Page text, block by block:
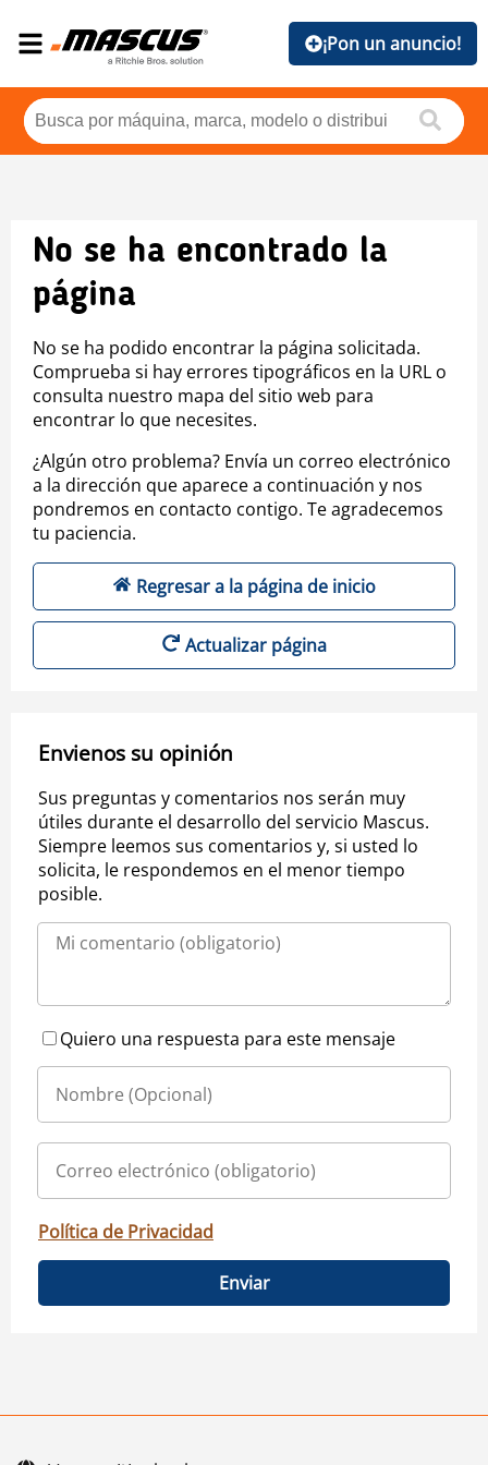
¡Pon un anuncio!
No se ha encontrado la
página
No se ha podido encontrar la página solicitada.
Comprueba si hay errores tipográficos en la URL o
consulta nuestro mapa del sitio web para
encontrar lo que necesites.
¿Algún otro problema? Envía un correo electrónico
a la dirección que aparece a continuación y nos
pondremos en contacto contigo. Te agradecemos
tu paciencia.
Regresar a la página de inicio
Actualizar página
Envienos su opinión
Sus preguntas y comentarios nos serán muy
útiles durante el desarrollo del servicio Mascus.
Siempre leemos sus comentarios y, si usted lo
solicita, le respondemos en el menor tiempo
posible.
Quiero una respuesta para este mensaje
Política de Privacidad
Enviar